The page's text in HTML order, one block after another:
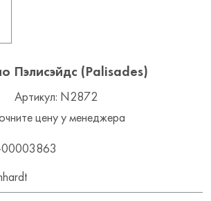
Пэлисэйдс (Palisades)
Артикул: N2872
цену у менеджера